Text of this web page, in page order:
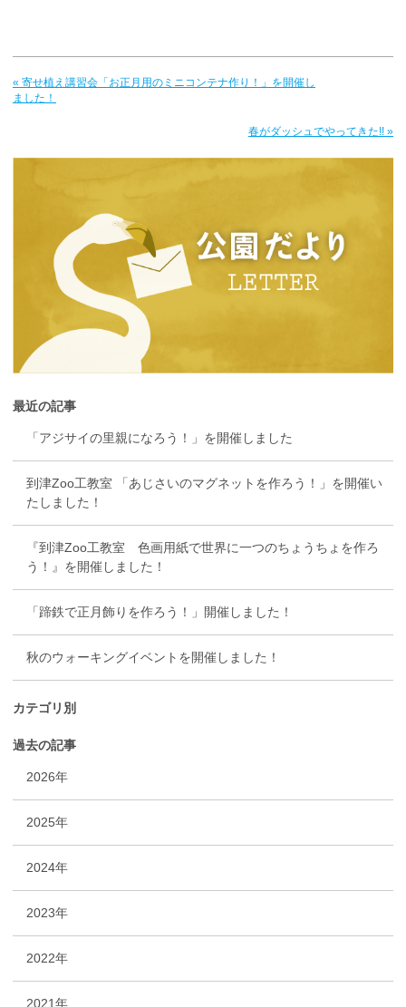
« 寄せ植え講習会「お正月用のミニコンテナ作り！」を開催し
ました！
春がダッシュでやってきた!! »
最近の記事
「アジサイの里親になろう！」を開催しました
到津Zoo工教室 「あじさいのマグネットを作ろう！」を開催い
たしました！
『到津Zoo工教室 色画用紙で世界に一つのちょうちょを作ろ
う！』を開催しました！
「蹄鉄で正月飾りを作ろう！」開催しました！
秋のウォーキングイベントを開催しました！
カテゴリ別
過去の記事
2026年
2025年
2024年
2023年
2022年
2021年